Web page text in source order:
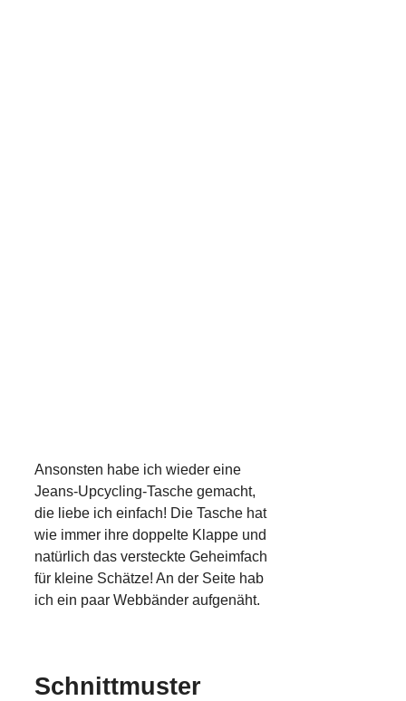
Ansonsten habe ich wieder eine
Jeans-Upcycling-Tasche gemacht,
die liebe ich einfach! Die Tasche hat
wie immer ihre doppelte Klappe und
natürlich das versteckte Geheimfach
für kleine Schätze! An der Seite hab
ich ein paar Webbänder aufgenäht.
Schnittmuster